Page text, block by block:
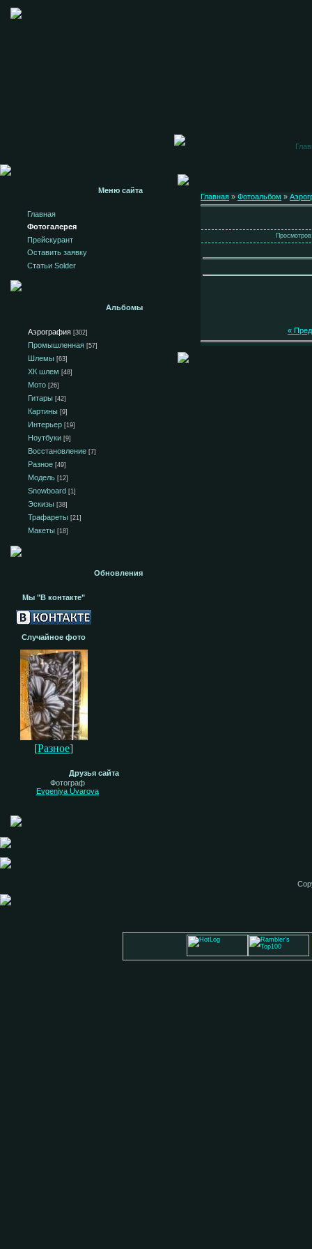
Меню сайта
Главная
Фотогалерея
Прейскурант
Оставить заявку
Статьи Solder
Альбомы
Аэрография [302]
Промышленная [57]
Шлемы [63]
ХК шлем [48]
Мото [26]
Гитары [42]
Картины [9]
Интерьер [19]
Ноутбуки [9]
Восстановление [7]
Разное [49]
Модель [12]
Snowboard [1]
Эскизы [38]
Трафареты [21]
Макеты [18]
Обновления
Мы "В контакте"
Случайное фото
[Разное]
Друзья сайта
Фотограф
Evgeniya Uvarova
Главная » Фотоальбом »
«